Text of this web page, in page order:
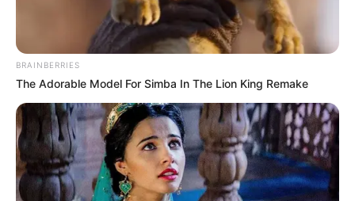
Limburger Dom
Da der Limburger Dom zu den am besten
Kirchen in Deutschland gehört, zählt er zu
Sehenswürdigkeiten und historischen Baudenkmäler
bestückten Tourismusregion des Lahntals.
Burg Runkel
BRAINBERRIES
The Adorable Model For Simba In The Lion King Remake